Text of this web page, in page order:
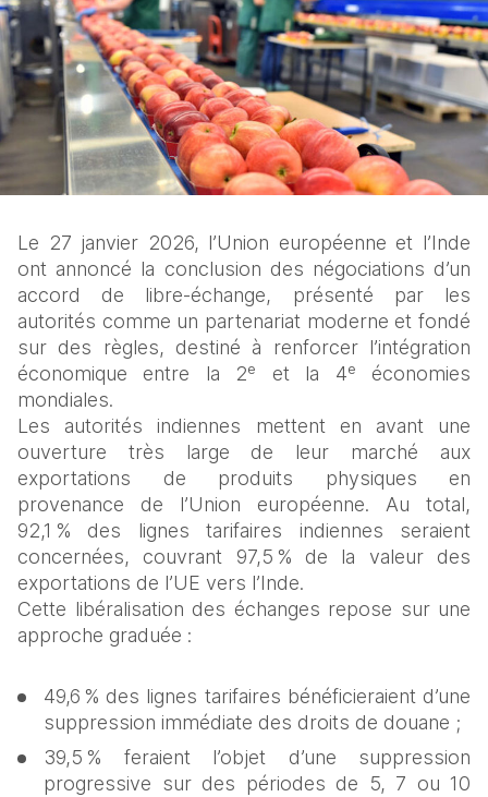
Le 27 janvier 2026, l’Union européenne et l’Inde
ont annoncé la conclusion des négociations d’un
accord de libre‑échange, présenté par les
autorités comme un partenariat moderne et fondé
sur des règles, destiné à renforcer l’intégration
économique entre la 2ᵉ et la 4ᵉ économies
mondiales.
Les autorités indiennes mettent en avant une
ouverture très large de leur marché aux
exportations de produits physiques en
provenance de l’Union européenne. Au total,
92,1 % des lignes tarifaires indiennes seraient
concernées, couvrant 97,5 % de la valeur des
exportations de l’UE vers l’Inde.
Cette libéralisation des échanges repose sur une
approche graduée :
49,6 % des lignes tarifaires bénéficieraient d’une
suppression immédiate des droits de douane ;
39,5 % feraient l’objet d’une suppression
progressive sur des périodes de 5, 7 ou 10